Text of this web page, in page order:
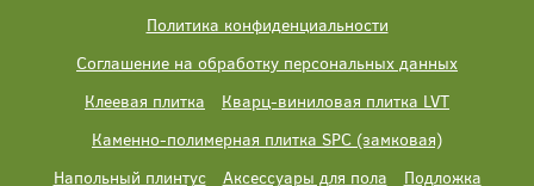
Политика конфиденциальности
Соглашение на обработку персональных данных
Клеевая плитка
Кварц-виниловая плитка LVT
Каменно-полимерная плитка SPC (замковая)
Напольный плинтус
Аксессуары для пола
Подложка